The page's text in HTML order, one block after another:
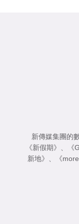
新傳媒集團的
《新假期》 、 《
新地》 、 《more